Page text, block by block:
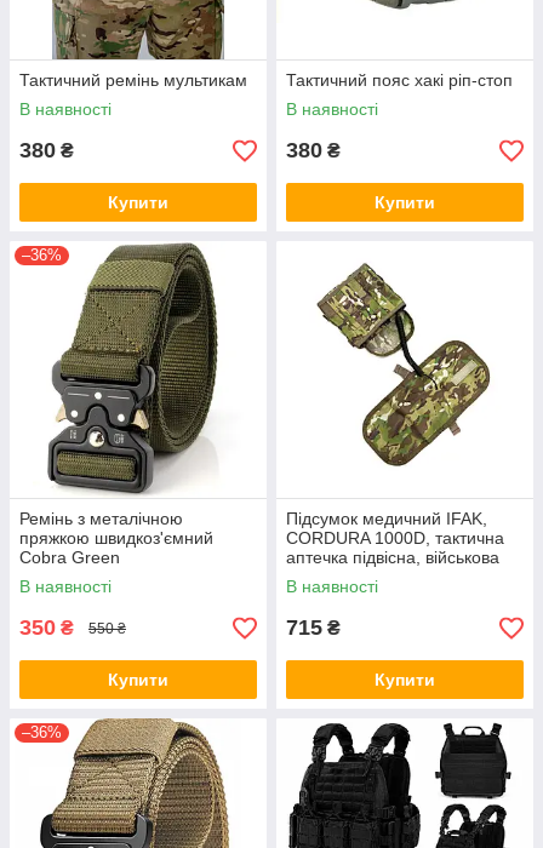
Тактичний ремінь мультикам
В наявності
380 ₴
Купити
Тактичний пояс хакі ріп-стоп
В наявності
380 ₴
Купити
–36%
Ремінь з металічною
пряжкою швидкоз'ємний
Cobra Green
В наявності
350 ₴ 550 ₴
Купити
Підсумок медичний IFAK,
CORDURA 1000D, тактична
аптечка підвісна, військова
АТО, армійська Мультикам
В наявності
715 ₴
Купити
–36%